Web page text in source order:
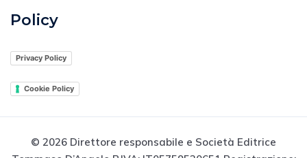
Policy
Privacy Policy
Cookie Policy
© 2026 Direttore responsabile e Società Editrice